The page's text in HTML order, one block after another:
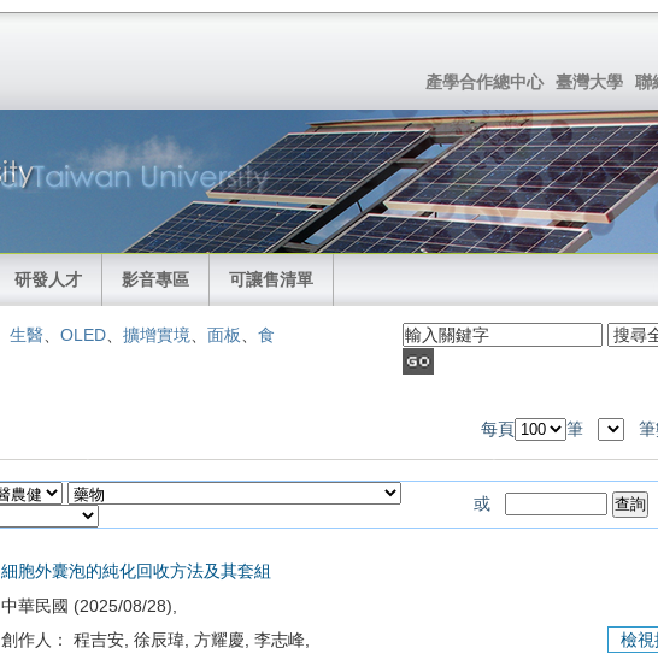
產學合作總中心 臺灣大學 聯
研發人才 影音專區 可讓售清單
生醫、 OLED、 擴增實境、 面板、 食
每頁 筆 筆
或
細胞外囊泡的純化回收方法及其套組
中華民國 (2025/08/28),
創作人： 程吉安, 徐辰瑋, 方耀慶, 李志峰,
檢視